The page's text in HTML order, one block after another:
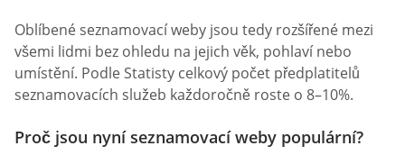
Oblíbené seznamovací weby jsou tedy rozšířené mezi
všemi lidmi bez ohledu na jejich věk, pohlaví nebo
umístění. Podle Statisty celkový počet předplatitelů
seznamovacích služeb každoročně roste o 8–10%.
Proč jsou nyní seznamovací weby populární?